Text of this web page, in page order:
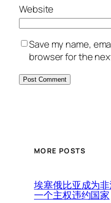
Website
Save my name,
browser for the
MORE POSTS
埃塞俄比亚成为
一个主权违约国家